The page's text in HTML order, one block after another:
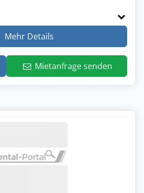
Mehr Details
Mietanfrage senden